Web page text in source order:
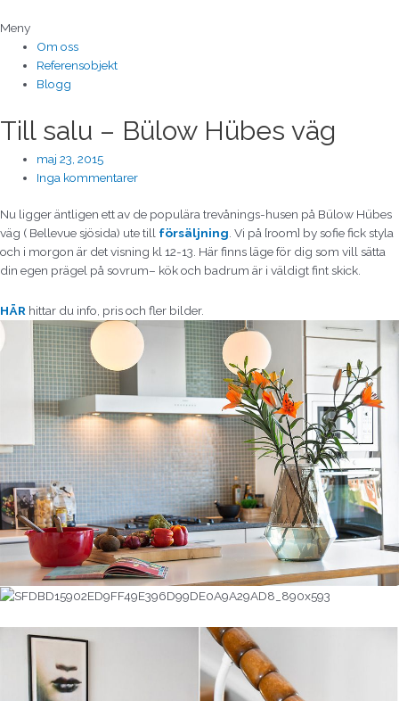
till
innehåll
Meny
Om oss
Referensobjekt
Blogg
Till salu – Bülow Hübes väg
maj 23, 2015
Inga kommentarer
Nu ligger äntligen ett av de populära trevånings-husen på Bülow Hübes
väg ( Bellevue sjösida) ute till försäljning . Vi på [room] by sofie fick styla
och i morgon är det visning kl 12-13. Här finns läge för dig som vill sätta
din egen prägel på sovrum– kök och badrum är i väldigt fint skick.
HÄR hittar du info, pris och fler bilder.